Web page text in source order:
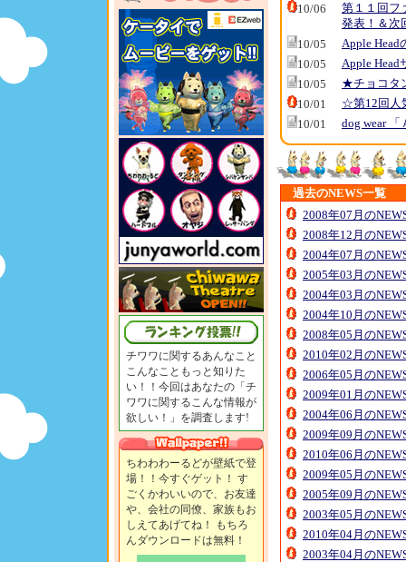
チワワに関するあんなこと
こんなこともっと知りた
い！！今回はあなたの「チ
ワワに関するこんな情報が
欲しい！」を調査します!
ちわわわーるどが壁紙で登
場！！今すぐゲット！ す
ごくかわいいので、お友達
や、会社の同僚、家族もお
しえてあげてね！ もちろ
んダウンロードは無料！
10/06
第１１回フ
発表！＆次
10/05
Apple Head
10/05
Apple Head
10/05
★チョコタ
10/01
☆第12回人
10/01
dog wear
過去のNEWS一覧
2008年07月の
2008年12月の
2004年07月の
2005年03月の
2004年03月の
2004年10月の
2008年05月の
2010年02月の
2006年05月の
2009年01月の
2004年06月の
2009年09月の
2010年06月の
2009年05月の
2005年09月の
2003年05月の
2010年04月の
2003年04月の